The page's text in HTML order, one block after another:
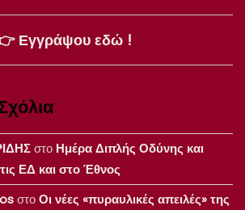
Εγγράψου εδώ !
στο Ημέρα Διπλής Οδύνης και
ΕΔ και στο Έθνος
στοΟι νέες «πυραυλικές απειλές» της